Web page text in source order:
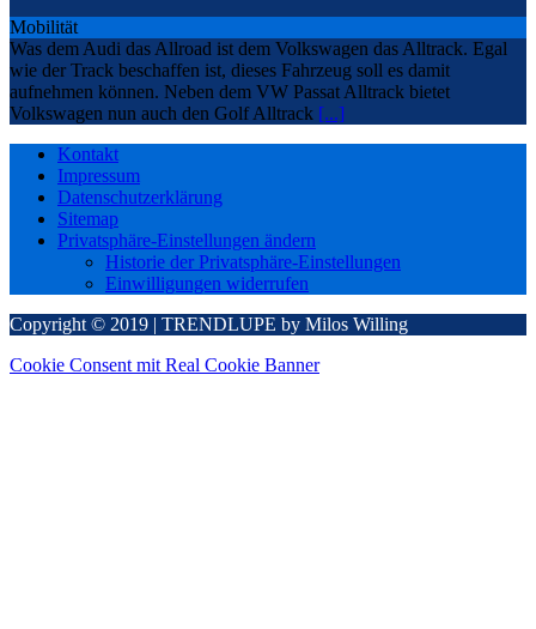
Mobilität
Was dem Audi das Allroad ist dem Volkswagen das Alltrack. Egal
wie der Track beschaffen ist, dieses Fahrzeug soll es damit
aufnehmen können. Neben dem VW Passat Alltrack bietet
Volkswagen nun auch den Golf Alltrack [...]
Kontakt
Impressum
Datenschutzerklärung
Sitemap
Privatsphäre-Einstellungen ändern
Historie der Privatsphäre-Einstellungen
Einwilligungen widerrufen
Copyright © 2019 | TRENDLUPE by Milos Willing
Cookie Consent mit Real Cookie Banner